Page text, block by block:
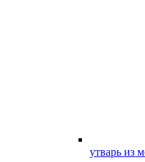
утварь из